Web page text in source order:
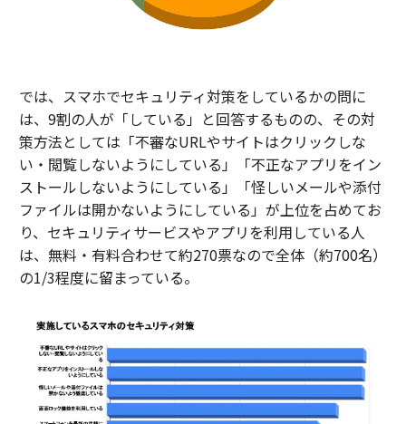
では、スマホでセキュリティ対策をしているかの問に
は、9割の人が「している」と回答するものの、その対
策方法としては「不審なURLやサイトはクリックしな
い・閲覧しないようにしている」「不正なアプリをイン
ストールしないようにしている」「怪しいメールや添付
ファイルは開かないようにしている」が上位を占めてお
り、セキュリティサービスやアプリを利用している人
は、無料・有料合わせて約270票なので全体（約700名）
の1/3程度に留まっている。